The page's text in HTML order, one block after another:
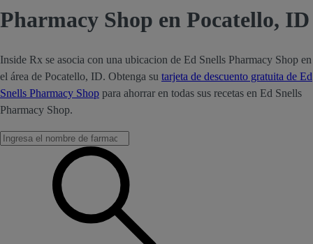
Pharmacy Shop en Pocatello, ID
Inside Rx se asocia con una ubicacion de Ed Snells Pharmacy Shop en
el área de Pocatello, ID. Obtenga su tarjeta de descuento gratuita de Ed
Snells Pharmacy Shop para ahorrar en todas sus recetas en Ed Snells
Pharmacy Shop.